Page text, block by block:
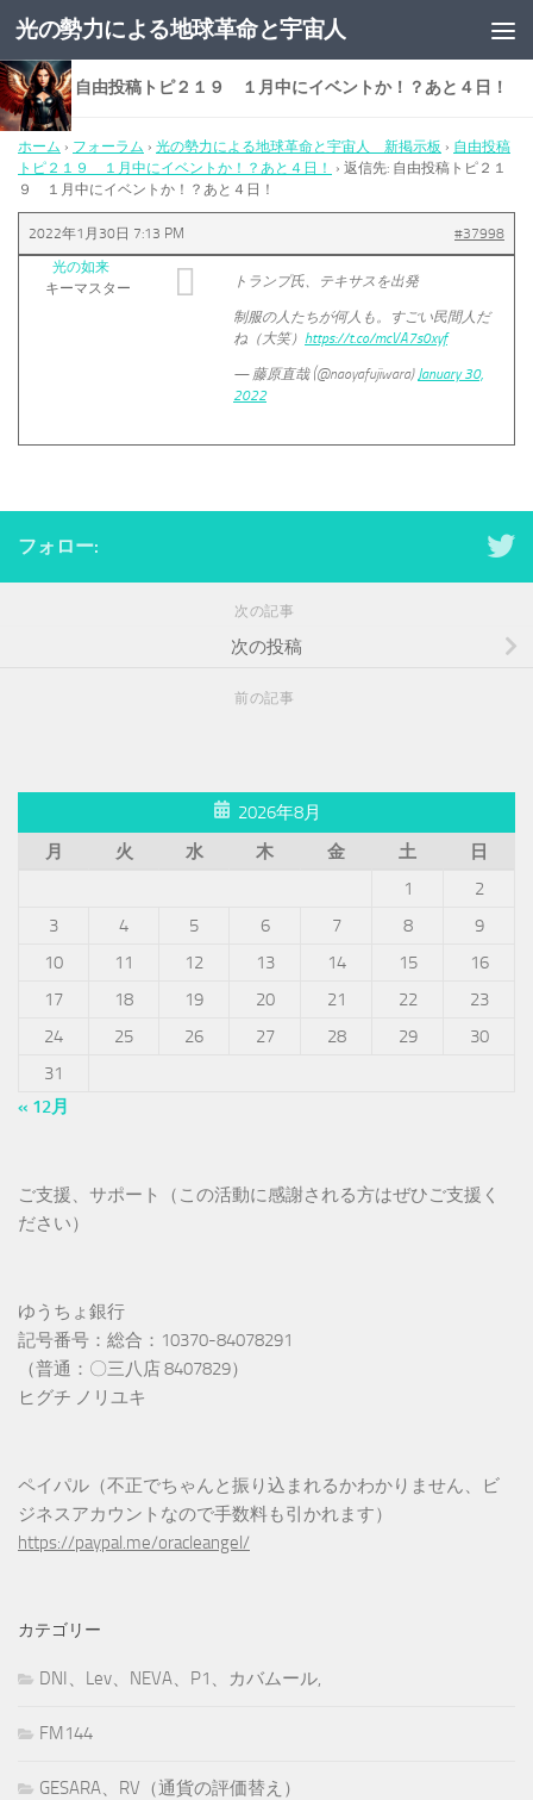
コンテンツへスキップ
光の勢力による地球革命と宇宙人
返信先: 自由投稿トピ２１９ １月中にイベントか！？あと４日！
ホーム › フォーラム › 光の勢力による地球革命と宇宙人 新掲示板 › 自由投稿
トピ２１９ １月中にイベントか！？あと４日！
› 返信先: 自由投稿トピ２１
９ １月中にイベントか！？あと４日！
2022年1月30日 7:13 PM
#37998
光の如来
キーマスター
トランプ氏、テキサスを出発
制服の人たちが何人も。すごい民間人だ
ね（大笑） https://t.co/mcVA7s0xyf
— 藤原直哉 (@naoyafujiwara) January 30,
2022
フォロー:
次の記事
次の投稿
前の記事
2026年8月
月
火 水 木 金 土
日
1
2
3
4 5 6 7 8
9
10
11 12 13 14 15
16
17
18 19 20 21 22
23
24
25 26 27 28 29
30
31
« 12月
ご支援、サポート（この活動に感謝される方はぜひご支援く
ださい）
ゆうちょ銀行
記号番号：総合：10370-84078291
（普通：〇三八店 8407829）
ヒグチ ノリユキ
ペイパル（不正でちゃんと振り込まれるかわかりません、ビ
ジネスアカウントなので手数料も引かれます）
https://paypal.me/oracleangel/
カテゴリー
DNI、Lev、NEVA、P1、カバムール,
FM144
GESARA、RV（通貨の評価替え）